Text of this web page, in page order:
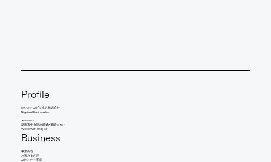
Profile
にいがたAIビジネス株式会社
Niigata AI Business Inc.
951-8067
新潟市中央区本町通7番町1098-1
WORKWITH本町 3F
Business
事業内容
​お客さまの声
AIセミナー実績